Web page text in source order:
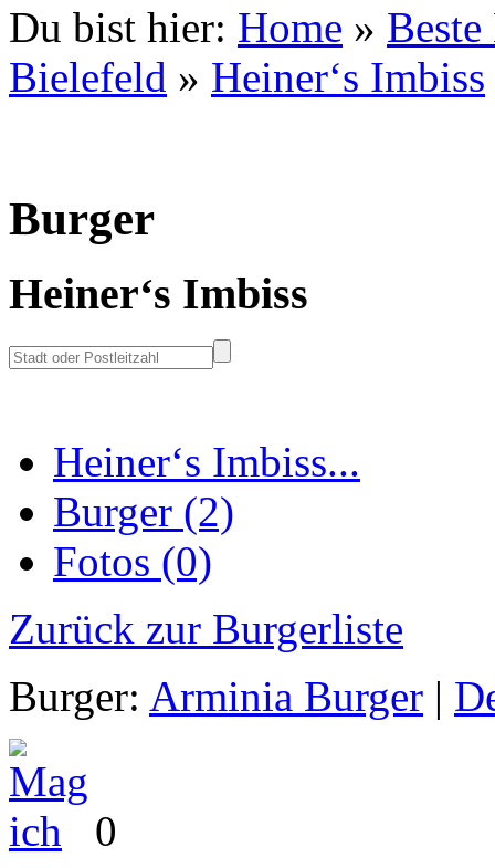
Du bist hier: Home »
Bielefeld » Heiner‘s Imbiss
Burger
Heiner‘s Imbiss
Heiner‘s Imbiss...
Burger (2)
Fotos (0)
Zurück zur Burgerliste
Burger: Arminia Burger |
0